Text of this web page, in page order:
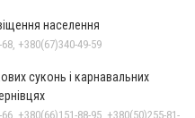
населення
+380(67)340-49-59
суконь і карнавальних